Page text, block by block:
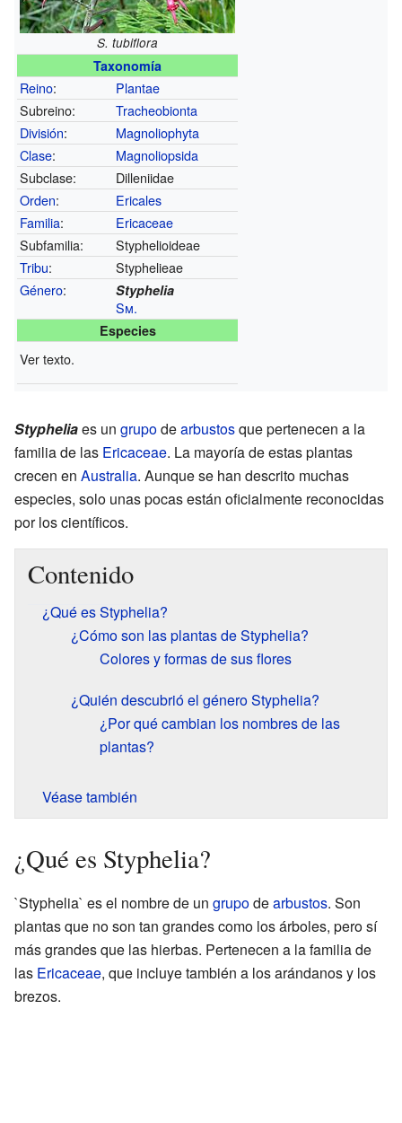
S. tubiflora
Taxonomía
Reino:
Plantae
Subreino:
Tracheobionta
División:
Magnoliophyta
Clase:
Magnoliopsida
Subclase:
Dilleniidae
Orden:
Ericales
Familia:
Ericaceae
Subfamilia:
Styphelioideae
Tribu:
Styphelieae
Género: Styphelia
Sm.
Especies
Ver texto.
Stypheliaes un grupodearbustosque pertenecen a la
familia de las Ericaceae. La mayoría de estas plantas
crecen en Australia. Aunque se han descrito muchas
especies, solo unas pocas están oficialmente reconocidas
por los científicos.
Contenido
¿Qué es Styphelia?
¿Cómo son las plantas de Styphelia?
Colores y formas de sus flores
¿Quién descubrió el género Styphelia?
¿Por qué cambian los nombres de las
plantas?
Véase también
¿Qué es Styphelia?
`Styphelia` es el nombre de un grupodearbustos. Son
plantas que no son tan grandes como los árboles, pero sí
más grandes que las hierbas. Pertenecen a la familia de
las Ericaceae, que incluye también a los arándanos y los
brezos.